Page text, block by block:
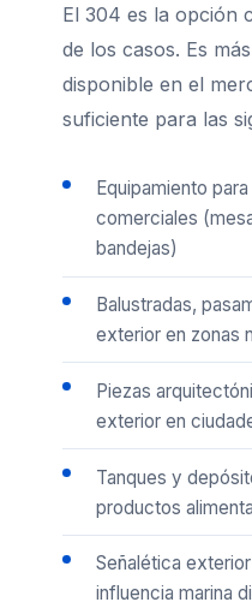
El 304 es la opción
de los casos. Es
disponible en el
suficiente para las
Equipamiento
comerciales
bandejas)
Balustradas,
exterior en zonas
Piezas
exterior en
Tanques y
productos
Señalética
influencia marina